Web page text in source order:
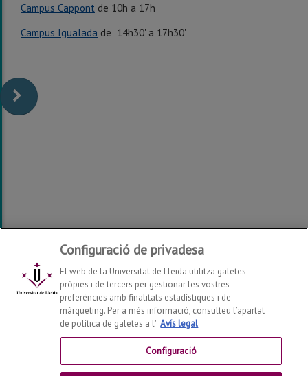
Campus Cappont de 10h a 17h
Campus Igualada de 14h30' a 17h30'
Fira UdL Treball / Universitat de Lleida
Centre de Cultures i Cooperació Transfronterera
C. Jaume II, 67
Configuració de privadesa
El web de la Universitat de Lleida utilitza galetes
pròpies i de tercers per gestionar les vostres
preferències amb finalitats estadístiques i de
màrqueting. Per a més informació, consulteu l’apartat
de política de galetes a l' Avís legal
Configuració